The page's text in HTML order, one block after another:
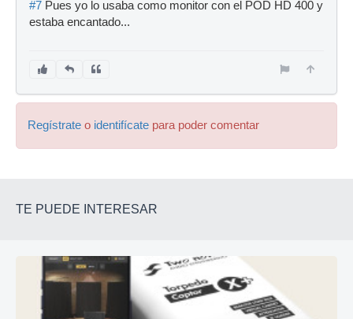
#7 Pues yo lo usaba como monitor con el POD HD 400 y
estaba encantado...
Regístrate o identifícate para poder comentar
TE PUEDE INTERESAR